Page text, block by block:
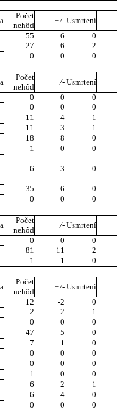
Počet
nehôd
+/- Usmrtení
55 6
0
27 6
2
0 0
0
Počet
nehôd
+/- Usmrtení
0 0
0
0 0
0
11 4
1
11 3
1
18 8
0
1 0
0
6 3 0
35 -6
0
0 0
0
Počet
nehôd
+/- Usmrtení
0 0
0
81 11
2
1 1
0
Počet
nehôd
+/- Usmrtení
12 -2
0
2 2
1
0 0
0
47 5
0
7 1
0
0 0
0
0 0
0
1 0
0
6 2
1
6 4
0
0 0
0